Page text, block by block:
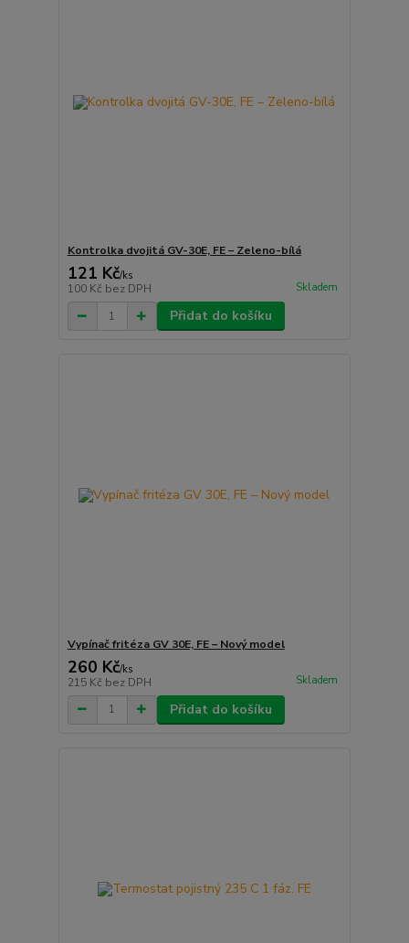
Kontrolka dvojitá GV-30E, FE – Zeleno-bílá
121 Kč/ks
100 Kč bez DPH Skladem
Přidat do košíku
Vypínač fritéza GV 30E, FE – Nový model
260 Kč/ks
215 Kč bez DPH Skladem
Přidat do košíku